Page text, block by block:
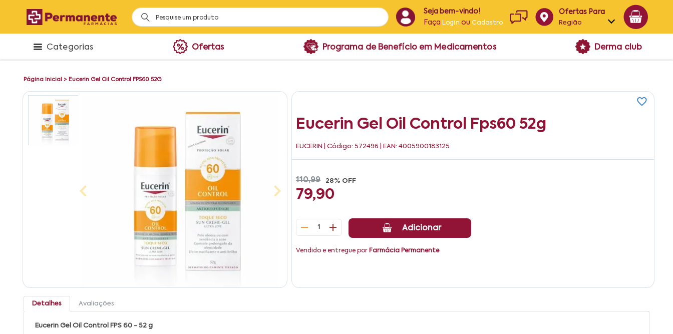
Seja bem-vindo!
Faça Login ouCadastro
Ofertas Para
Região
Alagoas
Categorias Ofertas Programa de Benefício em Medicamentos Derma club
Página Inicial > Eucerin Gel Oil Control FPS60 52G
Eucerin Gel Oil Control Fps60 52g
EUCERIN | Código: 572496 | EAN: 4005900183125
110,99 28% OFF
79,90
1 Adicionar
Vendido e entregue por Farmácia Permanente
Detalhes Avaliações
Eucerin Gel Oil Control FPS 60 - 52 g